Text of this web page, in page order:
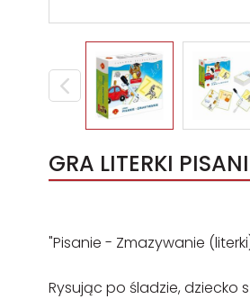
GRA LITERKI
"Pisanie - Zmazywanie
Rysując po śladzie, dziecko